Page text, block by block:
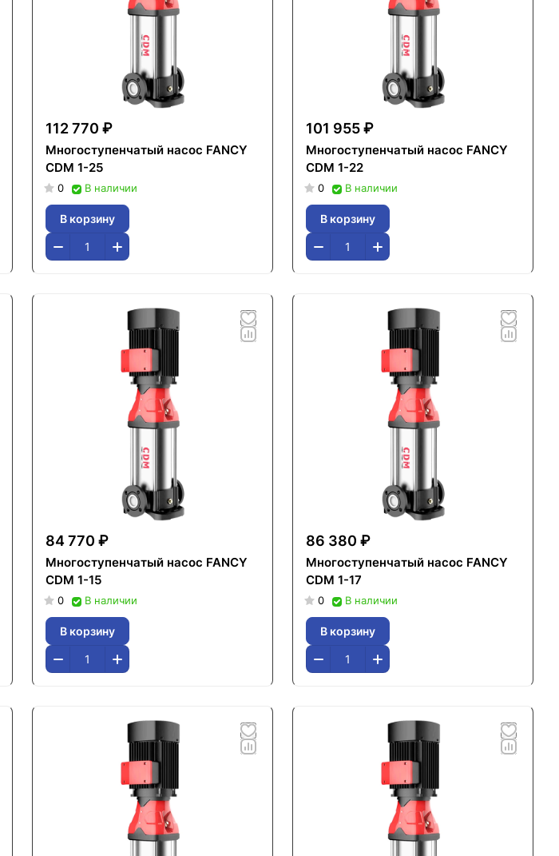
112 770 ₽
Многоступенчатый насос FANCY
CDM 1-25
0 В наличии
В корзину
101 955 ₽
Многоступенчатый насос FANCY
CDM 1-22
0 В наличии
В корзину
84 770 ₽
Многоступенчатый насос FANCY
CDM 1-15
0 В наличии
В корзину
86 380 ₽
Многоступенчатый насос FANCY
CDM 1-17
0 В наличии
В корзину